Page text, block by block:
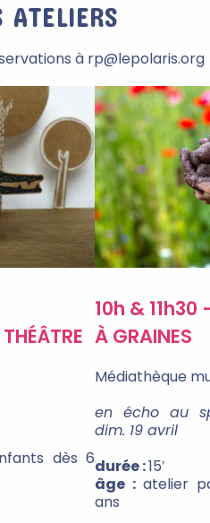
à rp@lepolaris.org
dès 6
10h & 11h30
À GRAINES
Médiathèque
en écho au
dim. 19 avril
durée :15′
âge :atelier
ans